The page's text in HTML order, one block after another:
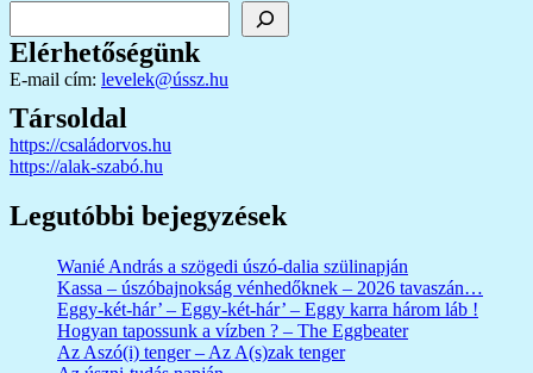
Elérhetőségünk
E-mail cím: levelek@ússz.hu
Társoldal
https://családorvos.hu
https://alak-szabó.hu
Legutóbbi bejegyzések
Wanié András a szögedi úszó-dalia szülinapján
Kassa – úszóbajnokság vénhedőknek – 2026 tavaszán…
Eggy-két-hár’ – Eggy-két-hár’ – Eggy karra három láb !
Hogyan tapossunk a vízben ? – The Eggbeater
Az Aszó(i) tenger – Az A(s)zak tenger